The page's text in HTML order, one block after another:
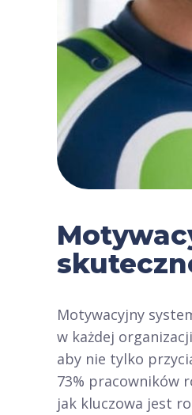
Motywacyjny
w każdej
aby nie tylko
73% pracowników
jak kluczowa jest